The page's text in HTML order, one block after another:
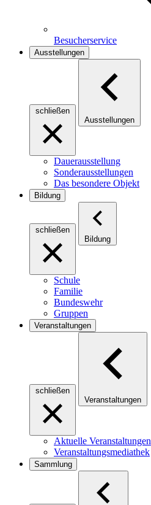
Besucherservice
Ausstellungen
schließen
Ausstellungen
Dauerausstellung
Sonderausstellungen
Das besondere Objekt
Bildung
schließen
Bildung
Schule
Familie
Bundeswehr
Gruppen
Veranstaltungen
schließen
Veranstaltungen
Aktuelle Veranstaltungen
Veranstaltungsmediathek
Sammlung